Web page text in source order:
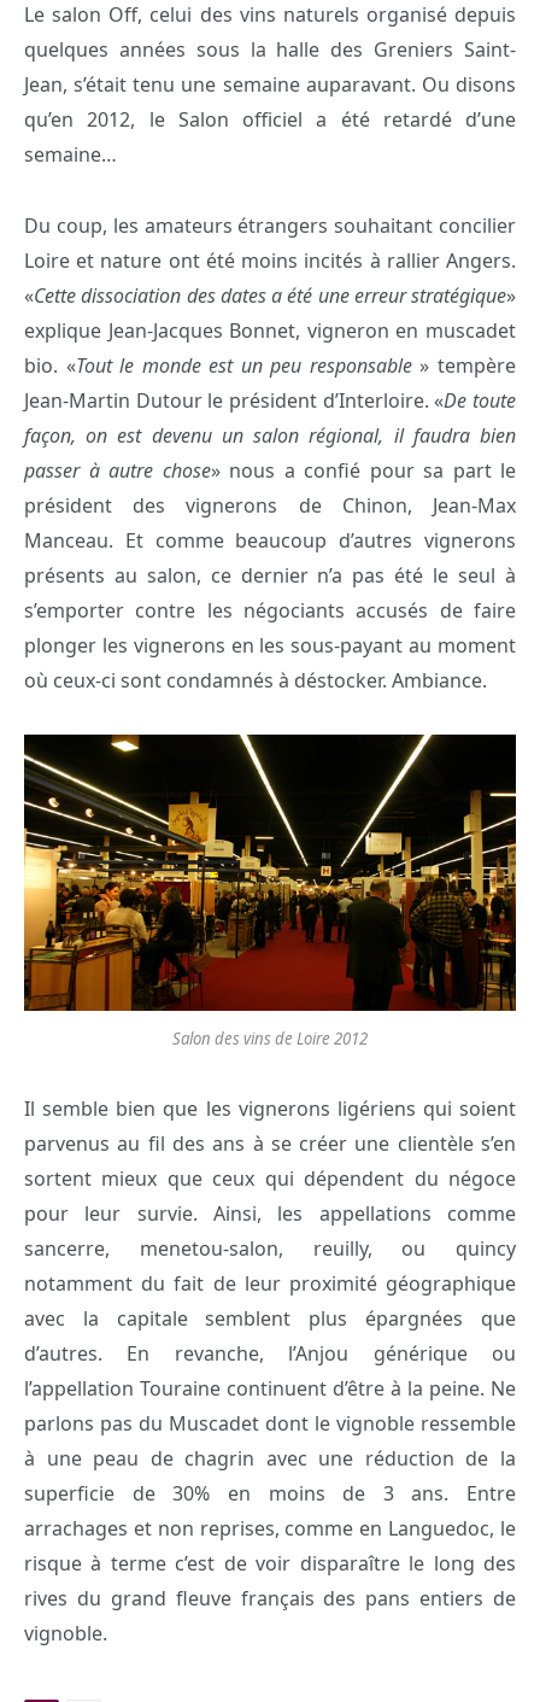
Le salon Off, celui des vins naturels organisé depuis
quelques années sous la halle des Greniers Saint-
Jean, s’était tenu une semaine auparavant. Ou disons
qu’en 2012, le Salon officiel a été retardé d’une
semaine…
Du coup, les amateurs étrangers souhaitant concilier
Loire et nature ont été moins incités à rallier Angers.
«Cette dissociation des dates a été une erreur stratégique»
explique Jean-Jacques Bonnet, vigneron en muscadet
bio. «Tout le monde est un peu responsable» tempère
Jean-Martin Dutour le président d’Interloire. «De toute
façon, on est devenu un salon régional, il faudra bien
passer à autre chose» nous a confié pour sa part le
président des vignerons de Chinon, Jean-Max
Manceau. Et comme beaucoup d’autres vignerons
présents au salon, ce dernier n’a pas été le seul à
s’emporter contre les négociants accusés de faire
plonger les vignerons en les sous-payant au moment
où ceux-ci sont condamnés à déstocker. Ambiance.
Salon des vins de Loire 2012
Il semble bien que les vignerons ligériens qui soient
parvenus au fil des ans à se créer une clientèle s’en
sortent mieux que ceux qui dépendent du négoce
pour leur survie. Ainsi, les appellations comme
sancerre, menetou-salon, reuilly, ou quincy
notamment du fait de leur proximité géographique
avec la capitale semblent plus épargnées que
d’autres. En revanche, l’Anjou générique ou
l’appellation Touraine continuent d’être à la peine. Ne
parlons pas du Muscadet dont le vignoble ressemble
à une peau de chagrin avec une réduction de la
superficie de 30% en moins de 3 ans. Entre
arrachages et non reprises, comme en Languedoc, le
risque à terme c’est de voir disparaître le long des
rives du grand fleuve français des pans entiers de
vignoble.